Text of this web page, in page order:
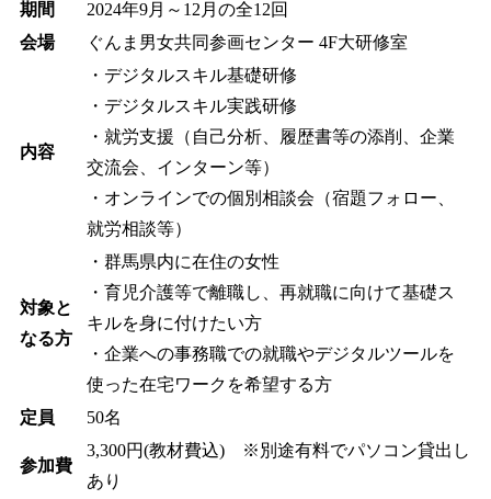
期間
2024年9月～12月の全12回
会場
ぐんま男女共同参画センター 4F大研修室
内容
・デジタルスキル基礎研修
・デジタルスキル実践研修
・就労支援（自己分析、履歴書等の添削、企業
交流会、インターン等）
・オンラインでの個別相談会（宿題フォロー、
就労相談等）
対象と
なる方
・群馬県内に在住の女性
・育児介護等で離職し、再就職に向けて基礎ス
キルを身に付けたい方
・企業への事務職での就職やデジタルツールを
使った在宅ワークを希望する方
定員
50名
参加費
3,300円(教材費込) ※別途有料でパソコン貸出し
あり